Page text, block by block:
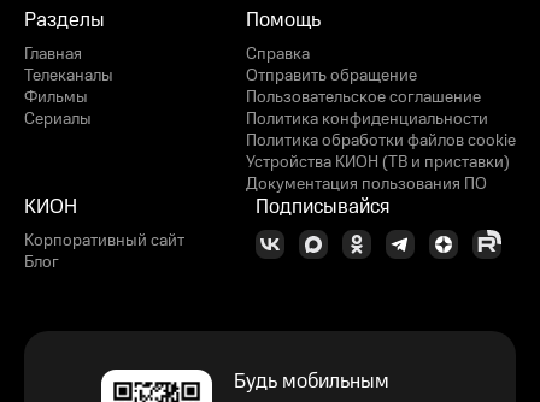
Разделы
Главная
Телеканалы
Фильмы
Сериалы
Помощь
Справка
Отправить обращение
Пользовательское соглашение
Политика конфиденциальности
Политика обработки файлов cookie
Устройства КИОН (ТВ и приставки)
Документация пользования ПО
КИОН
Корпоративный сайт
Блог
Подписывайся
Будь мобильным